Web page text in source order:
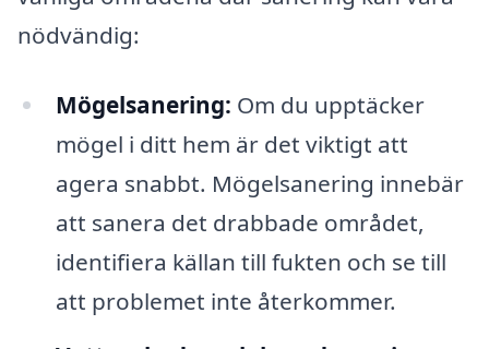
nödvändig:
Mögelsanering: Om du upptäcker
mögel i ditt hem är det viktigt att
agera snabbt. Mögelsanering innebär
att sanera det drabbade området,
identifiera källan till fukten och se till
att problemet inte återkommer.